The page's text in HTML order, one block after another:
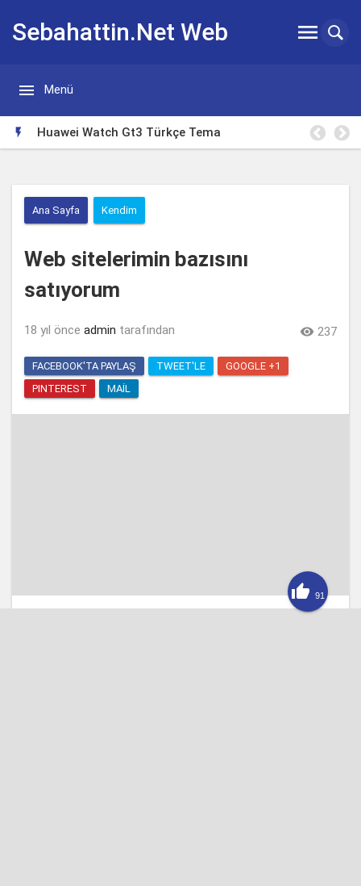
Sebahattin.Net Web
Günlügü

 Menü
 Borsa Takip Makinesi
Ana Sayfa Kendim
Web sitelerimin bazısını
satıyorum
18 yıl önce admin tarafından  237
FACEBOOK'TA PAYLAŞ TWEET'LE
GOOGLE +1
PINTEREST
MAIL
 91